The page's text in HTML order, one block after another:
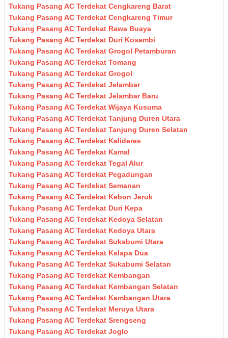
Tukang Pasang AC Terdekat Cengkareng Barat
Tukang Pasang AC Terdekat Cengkareng Timur
Tukang Pasang AC Terdekat Rawa Buaya
Tukang Pasang AC Terdekat Duri Kosambi
Tukang Pasang AC Terdekat Grogol Petamburan
Tukang Pasang AC Terdekat Tomang
Tukang Pasang AC Terdekat Grogol
Tukang Pasang AC Terdekat Jelambar
Tukang Pasang AC Terdekat Jelambar Baru
Tukang Pasang AC Terdekat Wijaya Kusuma
Tukang Pasang AC Terdekat Tanjung Duren Utara
Tukang Pasang AC Terdekat Tanjung Duren Selatan
Tukang Pasang AC Terdekat Kalideres
Tukang Pasang AC Terdekat Kamal
Tukang Pasang AC Terdekat Tegal Alur
Tukang Pasang AC Terdekat Pegadungan
Tukang Pasang AC Terdekat Semanan
Tukang Pasang AC Terdekat Kebon Jeruk
Tukang Pasang AC Terdekat Duri Kepa
Tukang Pasang AC Terdekat Kedoya Selatan
Tukang Pasang AC Terdekat Kedoya Utara
Tukang Pasang AC Terdekat Sukabumi Utara
Tukang Pasang AC Terdekat Kelapa Dua
Tukang Pasang AC Terdekat Sukabumi Selatan
Tukang Pasang AC Terdekat Kembangan
Tukang Pasang AC Terdekat Kembangan Selatan
Tukang Pasang AC Terdekat Kembangan Utara
Tukang Pasang AC Terdekat Meruya Utara
Tukang Pasang AC Terdekat Srengseng
Tukang Pasang AC Terdekat Joglo